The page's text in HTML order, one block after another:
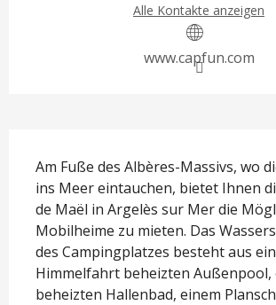
Alle Kontakte anzeigen
www.capfun.com
Am Fuße des Albères-Massivs, wo
ins Meer eintauchen, bietet Ihnen
de Maël in Argelès sur Mer die
Mobilheime zu mieten. Das
des Campingplatzes besteht aus
Himmelfahrt beheizten Außenpool,
beheizten Hallenbad, einem